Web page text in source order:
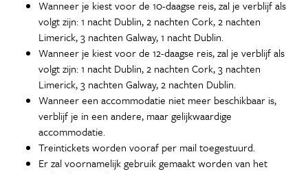
Wanneer je kiest voor de 10-daagse reis, zal je verblijf als
volgt zijn: 1 nacht Dublin, 2 nachten Cork, 2 nachten
Limerick, 3 nachten Galway, 1 nacht Dublin.
Wanneer je kiest voor de 12-daagse reis, zal je verblijf als
volgt zijn: 1 nacht Dublin, 2 nachten Cork, 3 nachten
Limerick, 3 nachten Galway, 2 nachten Dublin.
Wanneer een accommodatie niet meer beschikbaar is,
verblijf je in een andere, maar gelijkwaardige
accommodatie.
Treintickets worden vooraf per mail toegestuurd.
Er zal voornamelijk gebruik gemaakt worden van het